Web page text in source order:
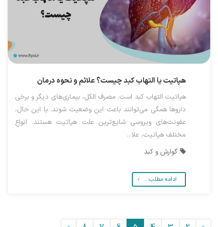
هپاتیت یا التهاب کبد چیست؟ علائم و نحوه درمان
هپاتیت التهاب کبد است. مصرف الکل، بیماری‌های دیگر و برخی
داروها همگی می‌توانند باعث این وضعیت شوند. با این حال،
عفونت‌های ویروسی شایع‌ترین علت هپاتیت هستند. انواع
مختلف هپاتیت، علا...
گوارش و کبد
ادامه مطلب...